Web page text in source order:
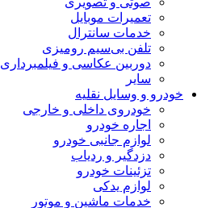
تعمیرات موبایل
خدمات سانترال
تلفن بی‌سیم رومیزی
دوربین عکاسی و فیلمبرداری
سایر
خودرو و وسایل نقلیه
خودروی داخلی و خارجی
اجاره خودرو
لوازم جانبی خودرو
دزدگیر و ردیاب
تزئینات خودرو
لوازم یدکی
خدمات ماشین و موتور